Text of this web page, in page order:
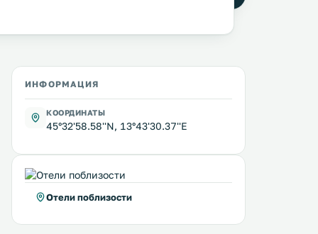
ИНФОРМАЦИЯ
КООРДИНАТЫ
45°32'58.58''N, 13°43'30.37''E
Отели поблизости